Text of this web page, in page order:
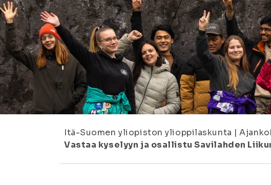
Itä-Suomen yliopiston ylioppilaskunta |
Vastaa kyselyyn ja osallistu Savilahden